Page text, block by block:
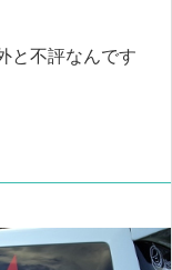
と不評なんです